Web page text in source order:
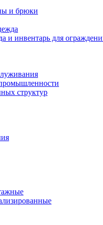
и брюки
и инвентарь для
структур